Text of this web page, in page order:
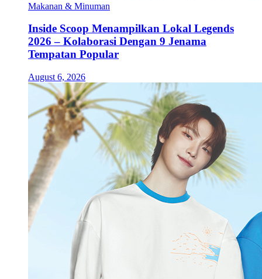
Makanan & Minuman
Inside Scoop Menampilkan Lokal Legends
2026 – Kolaborasi Dengan 9 Jenama
Tempatan Popular
August 6, 2026